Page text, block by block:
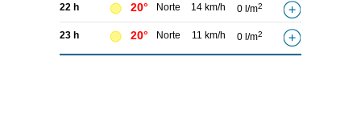
22 h 20° Norte 14 km/h 0 l/m2
23 h 20° Norte 11 km/h 0 l/m2